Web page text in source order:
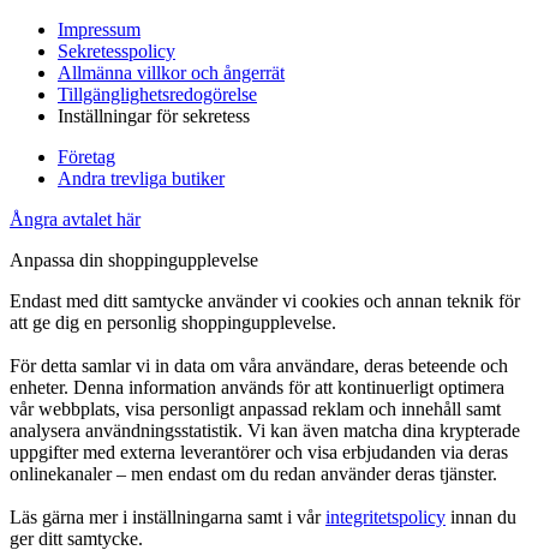
Impressum
Sekretesspolicy
Allmänna villkor och ångerrät
Tillgänglighetsredogörelse
Inställningar för sekretess
Företag
Andra trevliga butiker
Ångra avtalet här
Anpassa din shoppingupplevelse
Endast med ditt samtycke använder vi cookies och annan teknik för
att ge dig en personlig shoppingupplevelse.
För detta samlar vi in data om våra användare, deras beteende och
enheter. Denna information används för att kontinuerligt optimera
vår webbplats, visa personligt anpassad reklam och innehåll samt
analysera användningsstatistik. Vi kan även matcha dina krypterade
uppgifter med externa leverantörer och visa erbjudanden via deras
onlinekanaler – men endast om du redan använder deras tjänster.
Läs gärna mer i inställningarna samt i vårintegritetspolicy innan du
ger ditt samtycke.